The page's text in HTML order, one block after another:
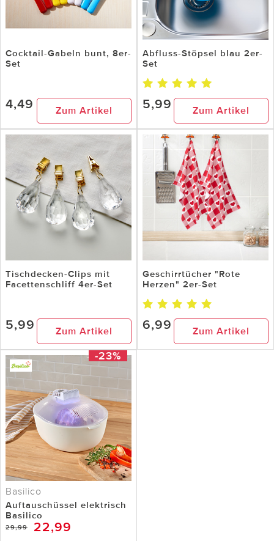
Cocktail-Gabeln bunt, 8er-
Set
4,49 Zum Artikel
Abfluss-Stöpsel blau 2er-
Set
5,99 Zum Artikel
Tischdecken-Clips mit
Facettenschliff 4er-Set
5,99 Zum Artikel
Geschirrtücher "Rote
Herzen" 2er-Set
6,99 Zum Artikel
-23%
Basilico
Auftauschüssel elektrisch
Basilico
29,99 22,99